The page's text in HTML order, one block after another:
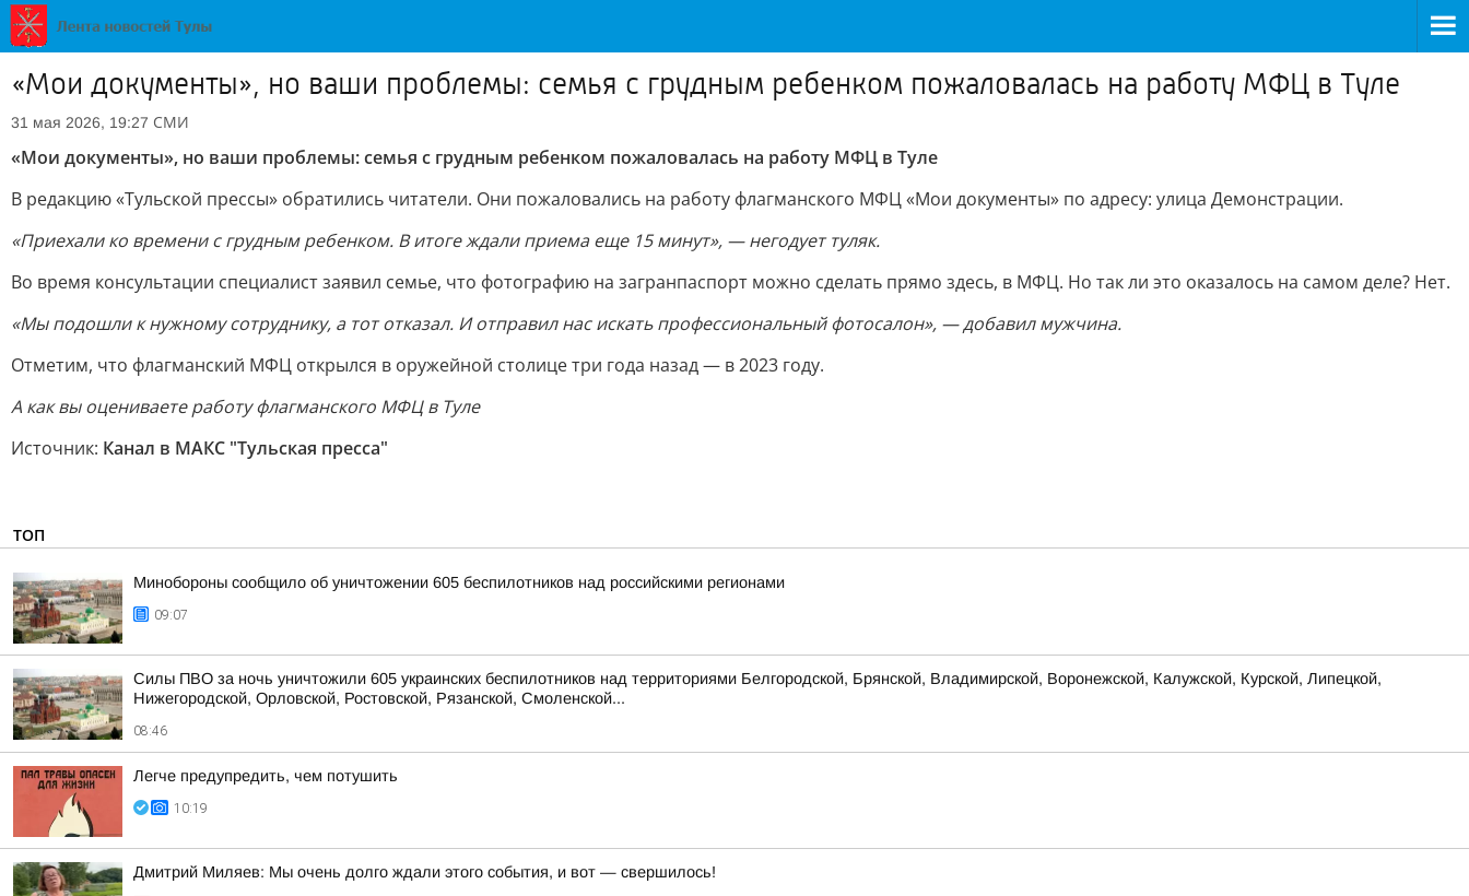
«Мои документы», но ваши проблемы: семья с грудным ребенком пожаловалась на работу МФЦ в Туле
31 мая 2026, 19:27 СМИ
«Мои документы», но ваши проблемы: семья с грудным ребенком пожаловалась на работу МФЦ в Туле
В редакцию «Тульской прессы» обратились читатели. Они пожаловались на работу флагманского МФЦ «Мои документы» по адресу: улица Демонстрации.
«Приехали ко времени с грудным ребенком. В итоге ждали приема еще 15 минут», — негодует туляк.
Во время консультации специалист заявил семье, что фотографию на загранпаспорт можно сделать прямо здесь, в МФЦ. Но так ли это оказалось на самом деле? Нет.
«Мы подошли к нужному сотруднику, а тот отказал. И отправил нас искать профессиональный фотосалон», — добавил мужчина.
Отметим, что флагманский МФЦ открылся в оружейной столице три года назад — в 2023 году.
А как вы оцениваете работу флагманского МФЦ в Туле
Источник: Канал в МАКС "Тульская пресса"
ТОП
Минобороны сообщило об уничтожении 605 беспилотников над российскими регионами
09:07
Силы ПВО за ночь уничтожили 605 украинских беспилотников над территориями Белгородской, Брянской, Владимирской, Воронежской, Калужской, Курской, Липецкой,
Нижегородской, Орловской, Ростовской, Рязанской, Смоленской...
08:46
Легче предупредить, чем потушить
10:19
Дмитрий Миляев: Мы очень долго ждали этого события, и вот — свершилось!